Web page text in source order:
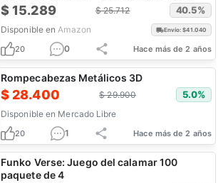
$15.289 $25.712 40.5%
Disponible en Amazon Envío: $41.040
20 0 Hace más de 2 años
Rompecabezas Metálicos 3D
$28.400 $29.900 5.0%
Disponible en Mercado Libre
20 1 Hace más de 2 años
Funko Verse: Juego del calamar 100
paquete de 4